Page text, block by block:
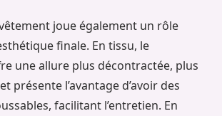
joue également un rôle
finale. En tissu, le
une allure plus décontractée, plus
présente l’avantage d’avoir des
facilitant l’entretien. En